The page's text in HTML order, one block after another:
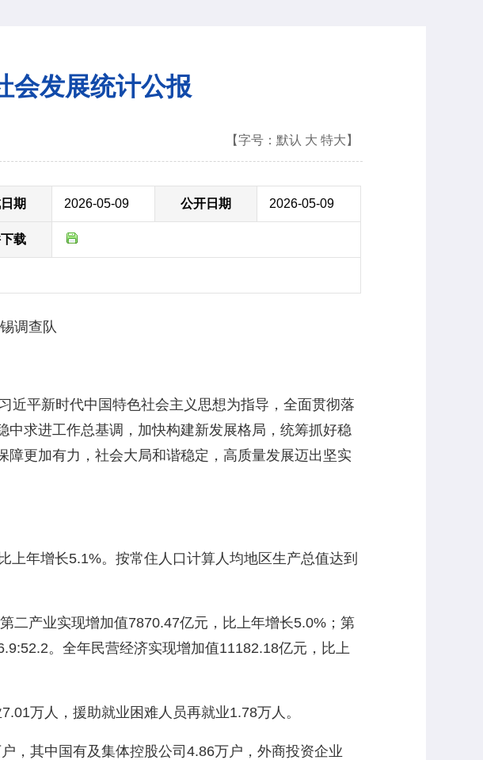
会发展统计公报
【字号： 默认 大 特大 】
期 2026-05-09 公开日期 2026-05-09
载
锡调查队
平新时代中国特色社会主义思想为指导，全面贯彻落
求进工作总基调，加快构建新发展格局，统筹抓好稳
更加有力，社会大局和谐稳定，高质量发展迈出坚实
年增长5.1%。按常住人口计算人均地区生产总值达到
产业实现增加值7870.47亿元，比上年增长5.0%；第
。全年民营经济实现增加值11182.18亿元，比上
万人，援助就业困难人员再就业1.78万人。
其中国有及集体控股公司4.86万户，外商投资企业